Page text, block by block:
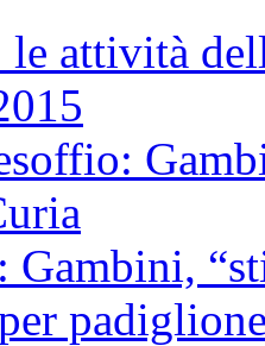
attività
Gambini,